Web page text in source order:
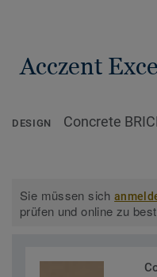
Acczent
DESIGN Concrete
Sie müssen sich
prüfen und online zu